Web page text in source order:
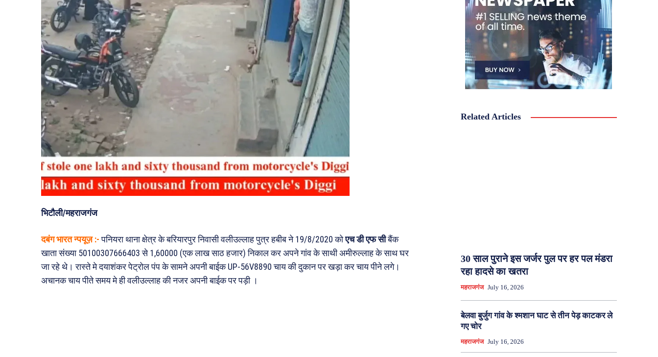
भिटौली/महराजगंज
दबंग भारत न्पयूज़ :-पनियरा थाना क्षेत्र के बरियारपुर निवासी वलीउल्लाह पुत्र हबीब ने 19/8/2020 कोएच डी एफ सीबैंक
खाता संख्या 50100307666403 से 1,60000 (एक लाख साठ हजार) निकाल कर अपने गांव के साथी अमीरुल्लाह के साथ घर
जा रहे थे। रास्ते मे दयाशंकर पेट्रोल पंप के सामने अपनी बाईक UP-56V8890 चाय की दुकान पर खड़ा कर चाय पीने लगे।
अचानक चाय पीते समय मे ही वलीउल्लाह की नजर अपनी बाईक पर पड़ी ।
Related Articles
30 साल पुराने इस जर्जर पुल पर हर पल मंडरा
रहा हादसे का खतरा
महराजगंज July 16, 2026
बेलवा बुर्जुग गांव के श्मशान घाट से तीन पेड़ काटकर ले
गए चोर
महराजगंज July 16, 2026